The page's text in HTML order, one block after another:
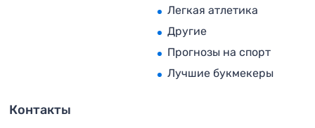
Легкая атлетика
Другие
Прогнозы на спорт
Лучшие букмекеры
Контакты